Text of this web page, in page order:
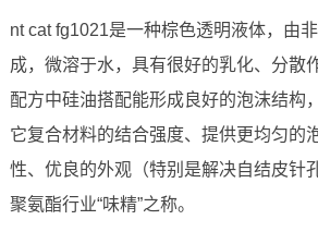
nt cat fg1021是一种棕色透明液体，由
成，微溶于水，具有很好的乳化、分散
配方中硅油搭配能形成良好的泡沫结构
它复合材料的结合强度、提供更均匀的
性、优良的外观（特别是解决自结皮针
聚氨酯行业“味精”之称。